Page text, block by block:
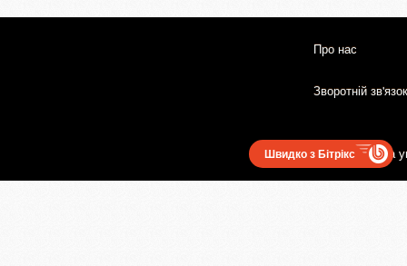
Про нас
Зворотній зв'язок
Користувацька
Швидко з Бітрікс